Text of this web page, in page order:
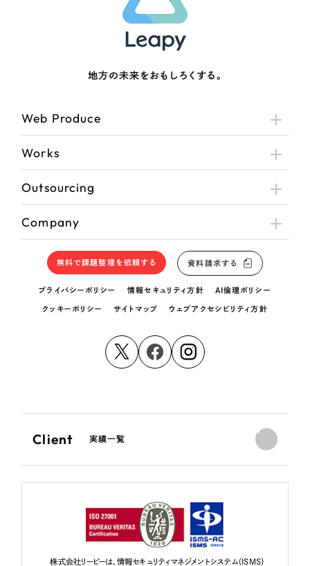
地方の未来をおもしろくする。
Web Produce
Works
Outsourcing
Company
無料で課題整理を依頼する 資料請求する
プライバシーポリシー 情報セキュリティ方針 AI倫理ポリシー
クッキーポリシー サイトマップ ウェブアクセシビリティ方針
Client 実績一覧
株式会社リーピーは、情報セキュリティマネジメントシステム（ISMS）